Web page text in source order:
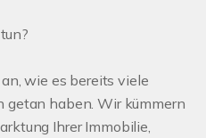
wie es bereits viele
getan haben. Wir kümmern
Ihrer Immobilie,